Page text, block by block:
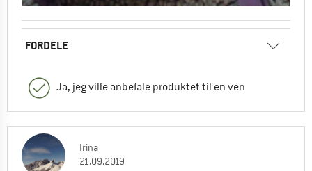
FORDELE
Ja, jeg ville anbefale produktet til en ven
Irina
21.09.2019